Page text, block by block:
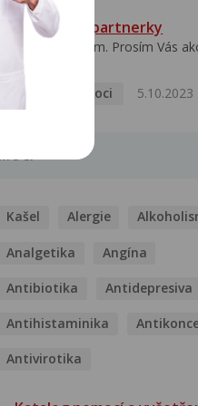
HPV typ 52 u partnerky
Dobrý deň prajem. Prosím Vás
Pohlavní nemoci
5.10.2023
Kašel Alergie
Analgetika Angína
Antibiotika Antidepresiva
Antihistaminika
Antivirotika